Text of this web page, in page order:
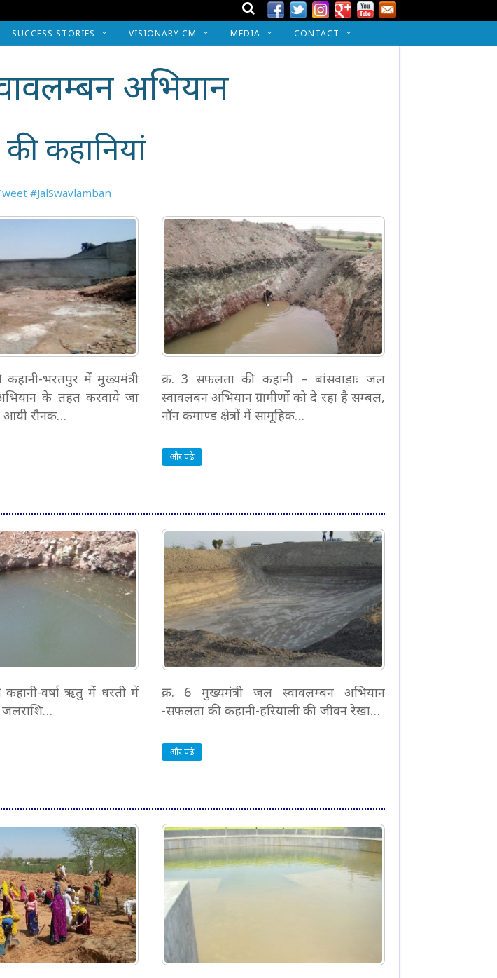
SUCCESS STORIES VISIONARY CM MEDIA CONTACT
अभियान
कहानियां
#JalSwavlamban
भरतपुर में मुख्यमंत्री
के तहत करवाये जा
आयी रौनक…
क्र. 3 सफलता की कहानी – बांसवाड़ाः जल
स्वावलबन अभियान ग्रामीणों को दे रहा है सम्बल,
नॉन कमाण्ड क्षेत्रों में सामूहिक…
और पढ़े
वर्षा ऋतु में धरती में
क्र. 6 मुख्यमंत्री जल स्वावलम्बन अभियान
-सफलता की कहानी-हरियाली की जीवन रेखा…
और पढ़े